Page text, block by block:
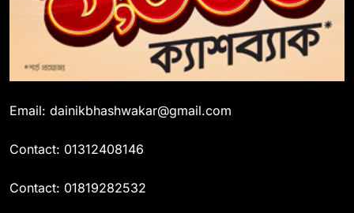
Email: dainikbhashwakar@gmail.com
Contact: 01312408146
Contact: 01819282532